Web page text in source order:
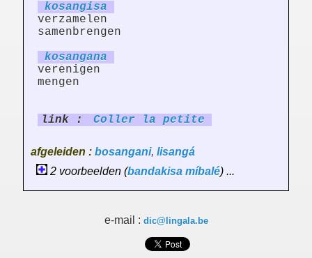
kosangisa
verzamelen
samenbrengen
kosangana
verenigen
mengen
link : Coller la petite
afgeleiden : bosangani, lisangá
2 voorbeelden (bandakisa míbalé) ...
e-mail : dic@lingala.be